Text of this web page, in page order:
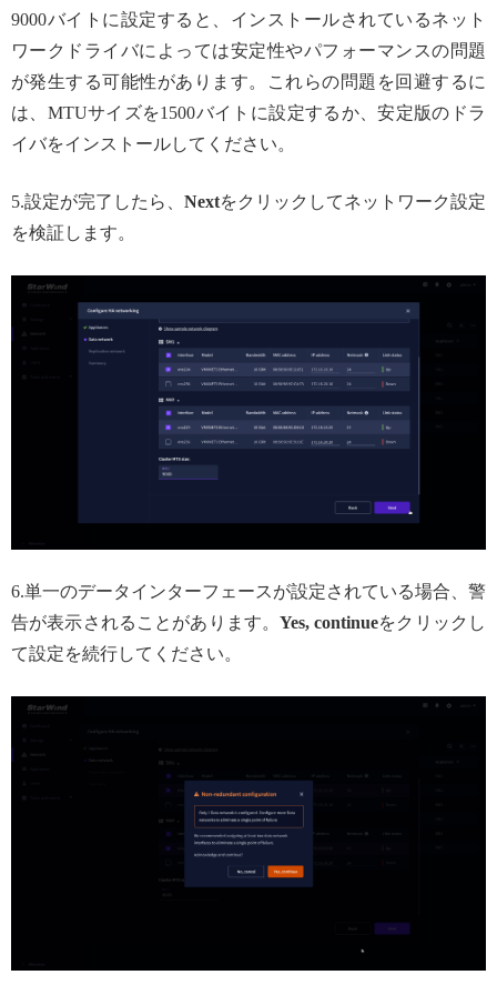
9000バイトに設定すると、インストールされているネット
ワークドライバによっては安定性やパフォーマンスの問題
が発生する可能性があります。これらの問題を回避するに
は、MTUサイズを1500バイトに設定するか、安定版のドラ
イバをインストールしてください。
5.設定が完了したら、 Nextをクリックしてネットワーク設定
を検証します。
6.単一のデータインターフェースが設定されている場合、警
告が表示されることがあります。Yes, continueをクリックし
て設定を続行してください。